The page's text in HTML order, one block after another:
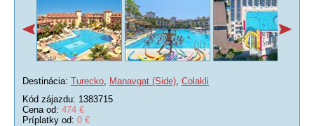
Destinácia: Turecko, Manavgat (Side), Colakli
Kód zájazdu: 1383715
Cena od: 474 €
Príplatky od: 0 €